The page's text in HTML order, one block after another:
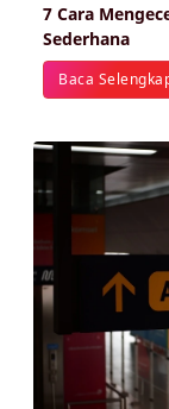
7 Cara
Sederhana
Baca